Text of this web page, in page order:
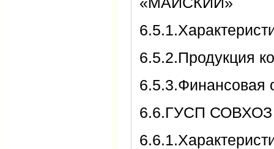
6.5.2.Продукция
6.5.3.Финансовая
6.6.ГУСП